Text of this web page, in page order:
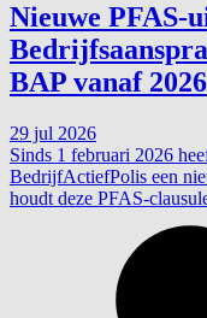
Nieuwe PFAS-
BAP vanaf 2026
29 jul 2026
Sinds 1 februari 2026
BedrijfActiefPolis een
houdt deze PFAS-